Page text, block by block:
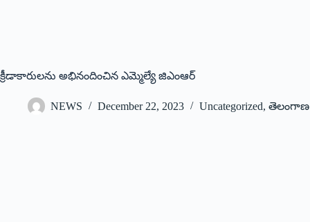
క్రీడాకారులను అభినందించిన ఎమ్మెల్యే జిఎంఆర్
NEWS December 22, 2023 Uncategorized, తెలంగాణ